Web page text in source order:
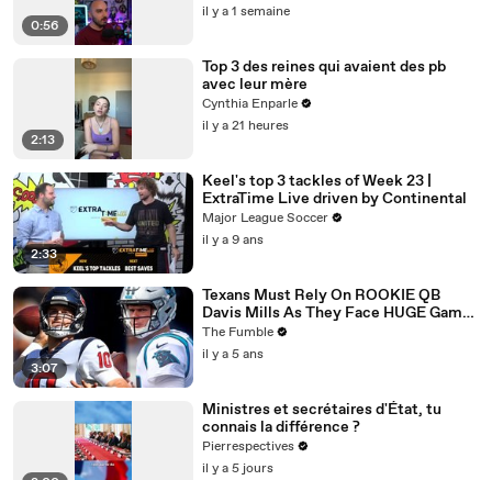
0:56
il y a 1 semaine
2:13
Top 3 des reines qui avaient des pb
avec leur mère
Cynthia Enparle
il y a 21 heures
2:33
Keel's top 3 tackles of Week 23 |
ExtraTime Live driven by Continental
Major League Soccer
il y a 9 ans
3:07
Texans Must Rely On ROOKIE QB
Davis Mills As They Face HUGE Game
Against The Panthers: TNF Preview
The Fumble
il y a 5 ans
Ministres et secrétaires d'État, tu
connais la différence ?
Pierrespectives
il y a 5 jours